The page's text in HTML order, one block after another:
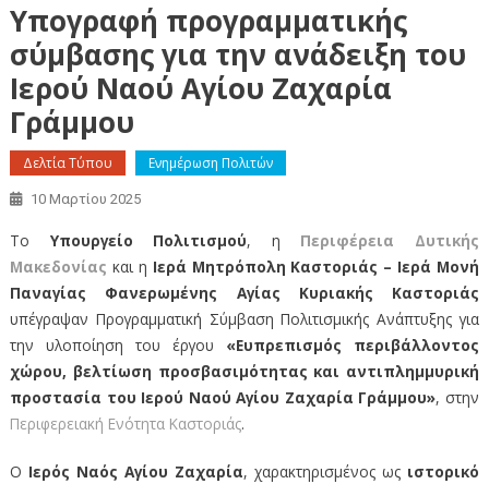
Υπογραφή προγραμματικής
σύμβασης για την ανάδειξη του
Ιερού Ναού Αγίου Ζαχαρία
Γράμμου
Δελτία Τύπου Ενημέρωση Πολιτών
10 Μαρτίου 2025
Το Υπουργείο Πολιτισμού, η Περιφέρεια Δυτικής
Μακεδονίας και η Ιερά Μητρόπολη Καστοριάς – Ιερά Μονή
Παναγίας Φανερωμένης Αγίας Κυριακής Καστοριάς
υπέγραψαν Προγραμματική Σύμβαση Πολιτισμικής Ανάπτυξης για
την υλοποίηση του έργου «Ευπρεπισμός περιβάλλοντος
χώρου, βελτίωση προσβασιμότητας και αντιπλημμυρική
προστασία του Ιερού Ναού Αγίου Ζαχαρία Γράμμου», στην
Περιφερειακή Ενότητα Καστοριάς.
Ο Ιερός Ναός Αγίου Ζαχαρία, χαρακτηρισμένος ως ιστορικό